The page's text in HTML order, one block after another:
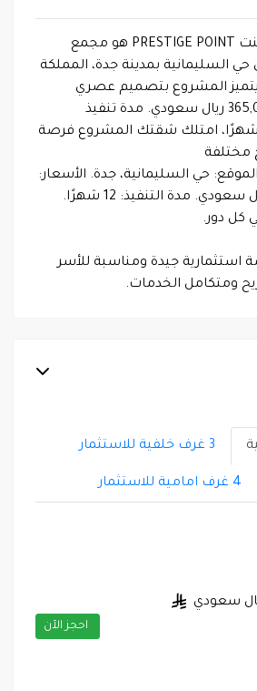
مشروع برستيج بوينت PRESTIGE POINT هو مجمع
السليمانية بمدينة جدة، المملكة
يتميز المشروع بتصميم عصري
وأسعار تبدأ من 365,000 ريال سعودي. مدة تنفيذ
المشروع تُقدر بـ 12 شهرًا، امتلك شقتك المشروع فرصة
مختلفة
حي السليمانية، جدة. الأسعار:
تبدأ من 365,000 ريال سعودي. مدة التنفيذ: 12 شهرًا.
كل دور.
استثمارية جيدة ومناسبة للأسر
ومتكامل الخدمات.
3 غرف خلفية للاستثمار
4 غرف امامية للاستثمار
احجز الآن